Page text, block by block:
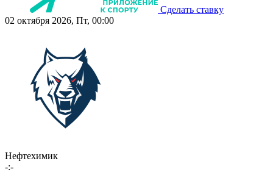
Сделать ставку
02 октября 2026, Пт, 00:00
Нефтехимик
-:-